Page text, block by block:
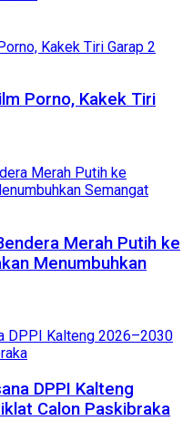
Porno, Kakek Tiri
Merah Putih ke
Menumbuhkan
DPPI Kalteng
Calon Paskibraka